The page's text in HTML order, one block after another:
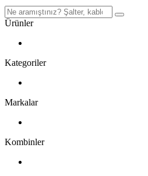
Ürünler
Kategoriler
Markalar
Kombinler